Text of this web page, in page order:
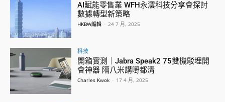
AI賦能零售業 WFH永澐科技分享會探討
數據轉型新策略
HKBW編輯 - 24 7 月, 2025
科技
開箱實測｜Jabra Speak2 75雙機駁埋開
會神器 隔八米講嘢都清
Charles Kwok - 17 4 月, 2025